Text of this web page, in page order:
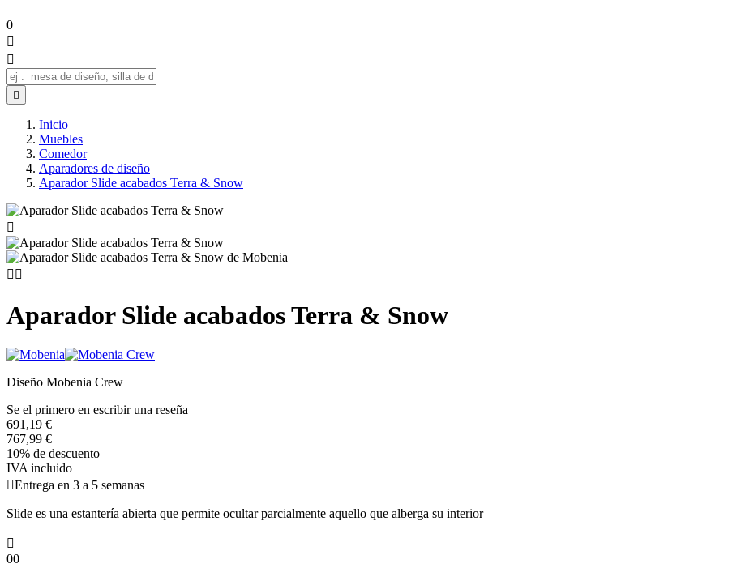
0



Inicio
Muebles
Comedor
Aparadores de diseño
Aparador Slide acabados Terra & Snow

 
Aparador Slide acabados Terra & Snow
Diseño Mobenia Crew
Se el primero en escribir una reseña
691,19 €
767,99 €
10% de descuento
IVA incluido
Entrega en 3 a 5 semanas
Slide es una estantería abierta que permite ocultar parcialmente aquello que alberga su interior

00